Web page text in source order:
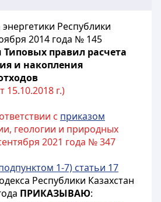
Республики
2014 года № 145
правил расчета
и накопления
15.10.2018 г.)
с приказом
геологии и природных
2021 года № 347
1-7) статьи 17
Республики Казахстан
ПРИКАЗЫВАЮ: